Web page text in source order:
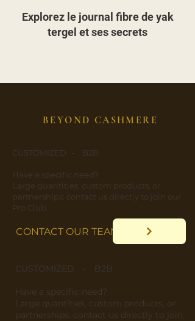
Explorez le journal fibre de yak
tergel et ses secrets
BEYOND CASHMERE
CUSTOMIZED - B2B
​Have a specific need?
​Large quantities, custom products, or
partnerships: contact us directly to join our
Pro Club.
CONTACT OUR TEAM
CUSTOMIZED - B2B
​Have a specific need?
​Large quantities, custom products, or
partnerships: contact us directly to join